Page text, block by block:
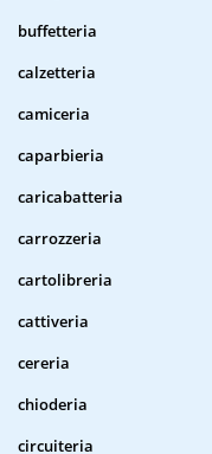
buffetteria
calzetteria
camiceria
caparbieria
caricabatteria
carrozzeria
cartolibreria
cattiveria
cereria
chioderia
circuiteria